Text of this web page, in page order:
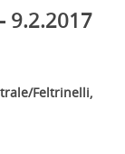
9.2.2017
Feltrinelli,